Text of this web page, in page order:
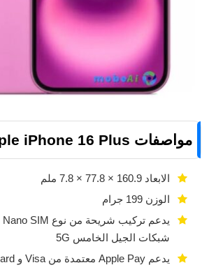
مواصفات Apple iPhone 16 Plus
الابعاد 160.9 × 77.8 × 7.8 ملم
الوزن 199 جرام
شبكات الجيل الخامس 5G
يدعم Apple Pay معتمدة من Visa و MasterCard و AMEX